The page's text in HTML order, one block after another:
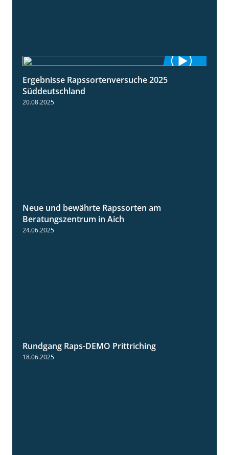
Ergebnisse Rapssortenversuche 2025
Süddeutschland
20.08.2025
Neue und bewährte Rapssorten am
Beratungszentrum in Aich
24.06.2025
Rundgang Raps-DEMO Prittriching
18.06.2025